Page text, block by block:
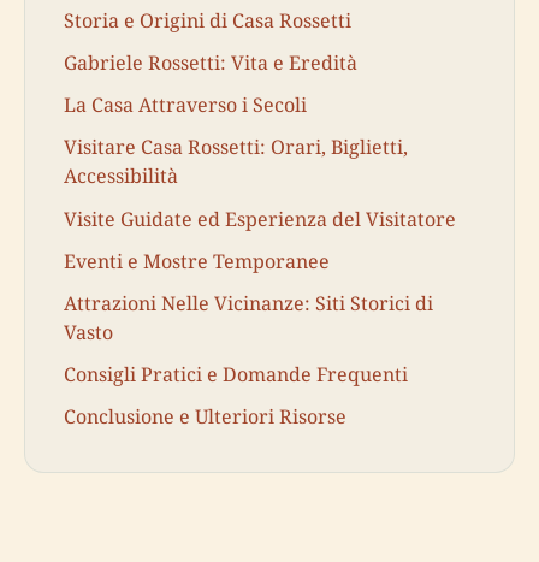
Storia e Origini di Casa Rossetti
Gabriele Rossetti: Vita e Eredità
La Casa Attraverso i Secoli
Visitare Casa Rossetti: Orari, Biglietti,
Accessibilità
Visite Guidate ed Esperienza del Visitatore
Eventi e Mostre Temporanee
Attrazioni Nelle Vicinanze: Siti Storici di
Vasto
Consigli Pratici e Domande Frequenti
Conclusione e Ulteriori Risorse